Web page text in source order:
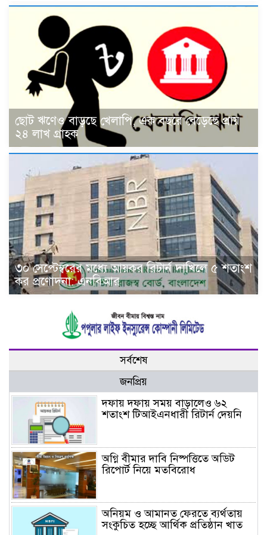
ছোট ঋণেও বাড়ছে খেলাপি, এক বছরে বেড়েছে প্রায়
২৪ লাখ গ্রাহক
৩০ সেপ্টেম্বরের মধ্যে আয়কর রিটার্ন দাখিলে ৫ শতাংশ
কর প্রণোদনা: এনবিআর
সর্বশেষ
জনপ্রিয়
দফায় দফায় সময় বাড়ালেও ৬২
শতাংশ টিআইএনধারী রিটার্ন দেয়নি
অগ্নি বীমার দাবি নিষ্পত্তিতে অডিট
রিপোর্ট নিয়ে মতবিরোধ
অনিয়ম ও আমানত ফেরতে ব্যর্থতায়
সংকুচিত হচ্ছে আর্থিক প্রতিষ্ঠান খাত